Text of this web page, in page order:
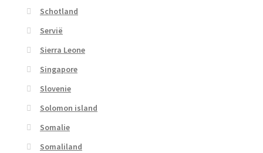
Schotland
Servië
Sierra Leone
Singapore
Slovenie
Solomon island
Somalie
Somaliland